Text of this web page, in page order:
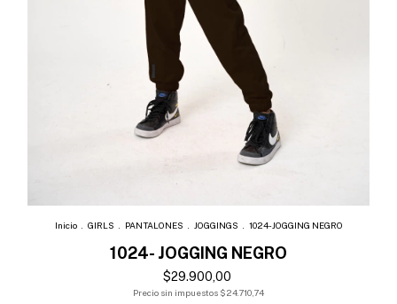
Inicio GIRLS PANTALONES JOGGINGS 1024- JOGGING NEGRO
1024- JOGGING NEGRO
$29.900,00
Precio sin impuestos $24.710,74